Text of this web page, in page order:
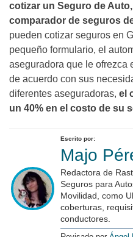
cotizar un Seguro de
comparador de seguros
pueden cotizar seguros en
pequeño formulario, el
aseguradora que le ofrezca
de acuerdo con sus
diferentes aseguradoras, el
un 40% en el costo de su
Escrito por:
Majo
Redactora de
Seguros para
Movilidad, como
coberturas,
conductores.